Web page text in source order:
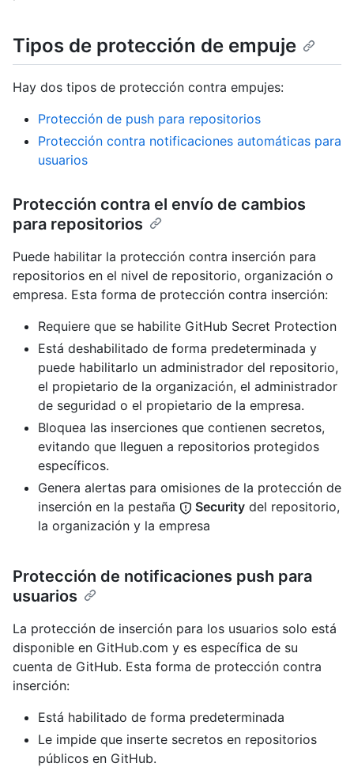
Tipos de protección de empuje
Hay dos tipos de protección contra empujes:
Protección de push para repositorios
Protección contra notificaciones automáticas para
usuarios
Protección contra el envío de cambios
para repositorios
Puede habilitar la protección contra inserción para
repositorios en el nivel de repositorio, organización o
empresa. Esta forma de protección contra inserción:
Requiere que se habilite GitHub Secret Protection
Está deshabilitado de forma predeterminada y
puede habilitarlo un administrador del repositorio,
el propietario de la organización, el administrador
de seguridad o el propietario de la empresa.
Bloquea las inserciones que contienen secretos,
evitando que lleguen a repositorios protegidos
específicos.
Genera alertas para omisiones de la protección de
inserción en la pestaña
Security del repositorio,
la organización y la empresa
Protección de notificaciones push para
usuarios
La protección de inserción para los usuarios solo está
disponible en GitHub.com y es específica de su
cuenta de GitHub. Esta forma de protección contra
inserción:
Está habilitado de forma predeterminada
Le impide que inserte secretos en repositorios
públicos en GitHub.